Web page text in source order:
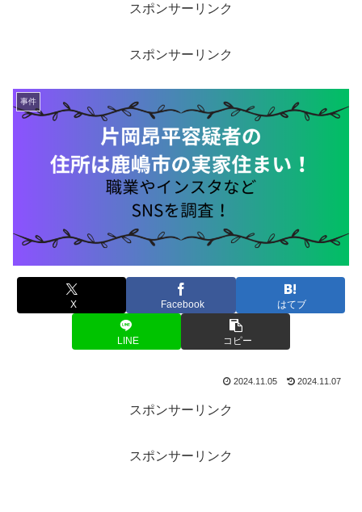
スポンサーリンク
スポンサーリンク
事件
X Facebook はてブ
LINE コピー
2024.11.05 2024.11.07
スポンサーリンク
スポンサーリンク